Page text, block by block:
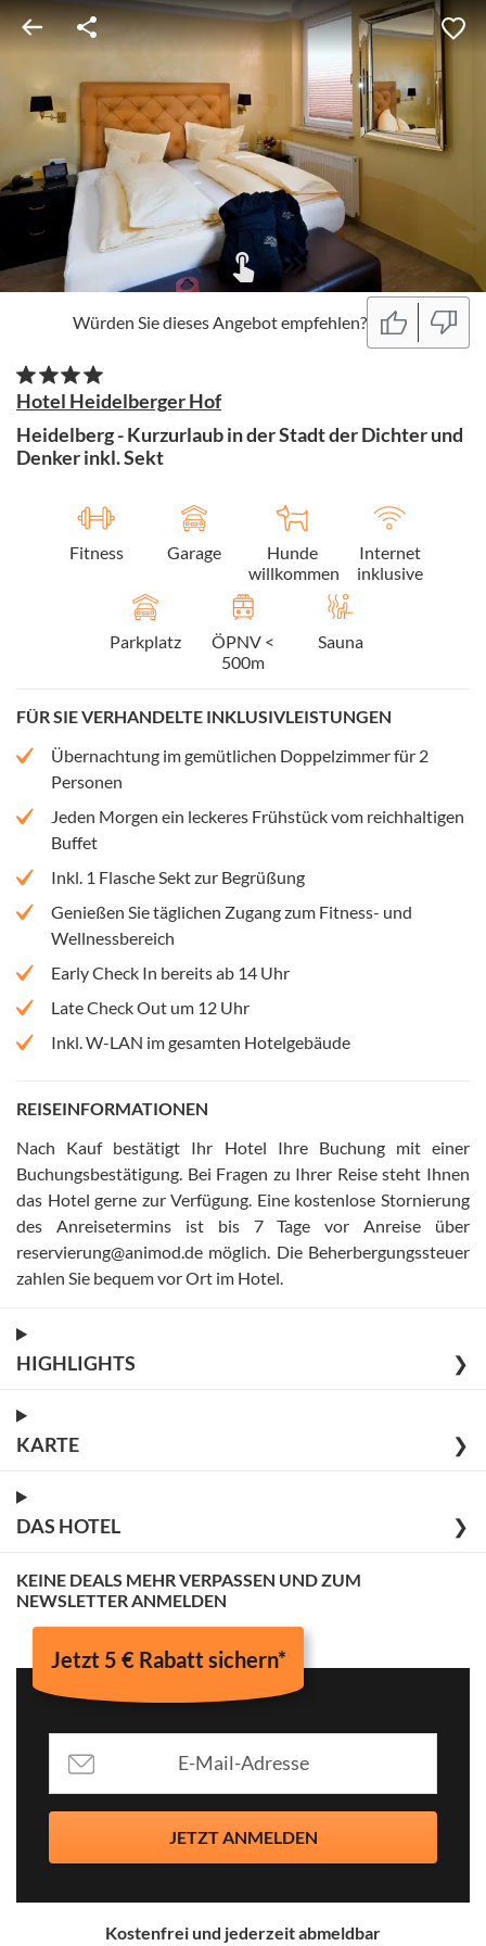
Würden Sie dieses Angebot empfehlen?
Hotel Heidelberger Hof
Heidelberg - Kurzurlaub in der Stadt der Dichter und
Denker inkl. Sekt
Fitness Garage
Hunde
willkommen
Internet
inklusive
Parkplatz
ÖPNV <
500m
Sauna
FÜR SIE VERHANDELTE INKLUSIVLEISTUNGEN
Übernachtung im gemütlichen Doppelzimmer für 2
Personen
Jeden Morgen ein leckeres Frühstück vom reichhaltigen
Buffet
Inkl. 1 Flasche Sekt zur Begrüßung
Genießen Sie täglichen Zugang zum Fitness- und
Wellnessbereich
Early Check In bereits ab 14 Uhr
Late Check Out um 12 Uhr
Inkl. W-LAN im gesamten Hotelgebäude
REISEINFORMATIONEN
Nach Kauf bestätigt Ihr Hotel Ihre Buchung mit einer
Buchungsbestätigung Bei Fragen zu Ihrer Reise steht Ihnen
das Hotel gerne zur Verfügung Eine kostenlose Stornierung
des Anreisetermins ist bis 7 Tage vor Anreise über
reservierung@animod.de möglich Die Beherbergungssteuer
zahlen Sie bequem vor Ort im Hotel
HIGHLIGHTS ❯
KARTE ❯
DAS HOTEL ❯
KEINE DEALS MEHR VERPASSEN UND ZUM
NEWSLETTER ANMELDEN
Jetzt 5 € Rabatt sichern*
JETZT ANMELDEN
Kostenfrei und jederzeit abmeldbar